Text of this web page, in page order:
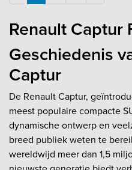
Renault Captur
Geschiedenis
Captur
De Renault Captur,
meest populaire compacte
dynamische ontwerp en
breed publiek weten te
wereldwijd meer dan 1,5